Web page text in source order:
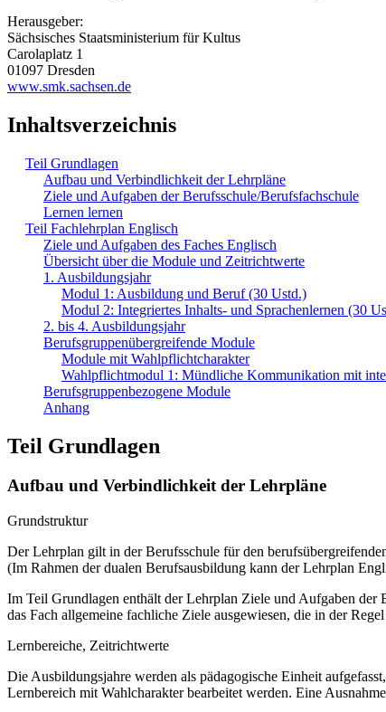
Herausgeber:
Sächsisches Staatsministerium für Kultus
Carolaplatz 1
01097 Dresden
www.smk.sachsen.de
Inhaltsverzeichnis
Teil Grundlagen
Aufbau und Verbindlichkeit der Lehrpläne
Ziele und Aufgaben der Berufsschule/Berufsfachschule
Lernen lernen
Teil Fachlehrplan Englisch
Ziele und Aufgaben des Faches Englisch
Übersicht über die Module und Zeitrichtwerte
1. Ausbildungsjahr
Modul 1: Ausbildung und Beruf (30 Ustd.)
Modul 2: Integriertes Inhalts- und Sprachenlernen (30
2. bis 4. Ausbildungsjahr
Berufsgruppenübergreifende Module
Module mit Wahlpflichtcharakter
Wahlpflichtmodul 1: Mündliche Kommunikation mit
Berufsgruppenbezogene Module
Anhang
Teil Grundlagen
Aufbau und Verbindlichkeit der Lehrpläne
Grundstruktur
Der Lehrplan gilt in der Berufsschule für den
(Im Rahmen der dualen Berufsausbildung kann der Lehrplan
Im Teil Grundlagen enthält der Lehrplan Ziele und Aufgaben
das Fach allgemeine fachliche Ziele ausgewiesen, die in der
Lernbereiche, Zeitrichtwerte
Die Ausbildungsjahre werden als pädagogische Einheit
Lernbereich mit Wahlcharakter bearbeitet werden. Eine